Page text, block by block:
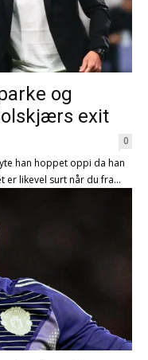
og
exit
0
han hoppet oppi da han
er likevel surt når du fra...